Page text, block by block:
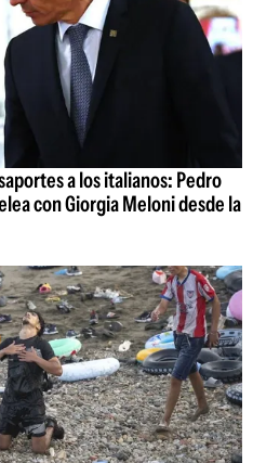
a los italianos: Pedro
con Giorgia Meloni desde la